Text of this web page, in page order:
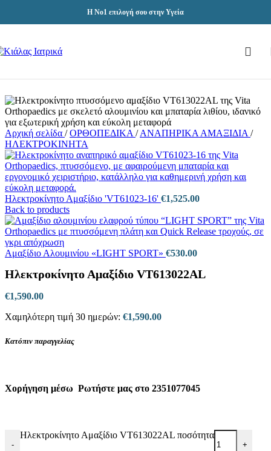
Skip to main content
Η Νο1 επιλογή σου στην Υγεία
Αρχική σελίδα / ΟΡΘΟΠΕΔΙΚΑ / ΑΝΑΠΗΡΙΚΑ ΑΜΑΞΙΔΙΑ /
ΗΛΕΚΤΡΟΚΙΝΗΤΑ
Ηλεκτροκίνητο Αμαξίδιο 'VT61023-16' €1,525.00
Back to products
Αμαξίδιο Αλουμινίου «LIGHT SPORT» €530.00
Ηλεκτροκίνητο Αμαξίδιο VT613022AL
€1,590.00
Χαμηλότερη τιμή 30 ημερών: €1,590.00
Κατόπιν παραγγελίας
Χορήγηση μέσω Ρωτήστε μας στο 2351077045
-
Ηλεκτροκίνητο Αμαξίδιο VT613022AL ποσότητα
+